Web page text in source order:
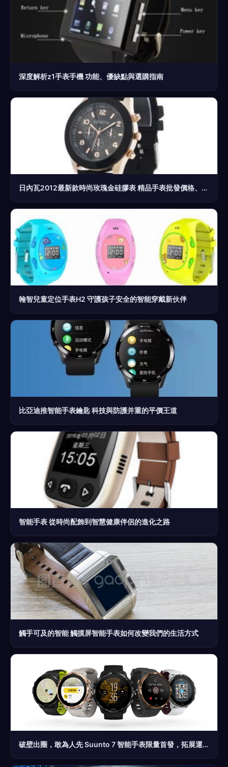
深度解析z1手表手機 功能、優缺點與選購指南
日內瓦2012最新款時尚玫瑰金硅膠表 精品手表批發價格、廠家與智能手表圖片詳解
翰智兒童定位手表H2 守護孩子安全的智能穿戴新伙伴
比亞迪推智能手表鑰匙 科技與防護并重的平價王道
智能手表 從時尚配飾到智慧健康伴侶的進化之路
觸手可及的智能 觸摸屏智能手表如何改變我們的生活方式
破壁出圈，敢為人先 Suunto 7 智能手表限量首發，拓展運動與智能海陸新境